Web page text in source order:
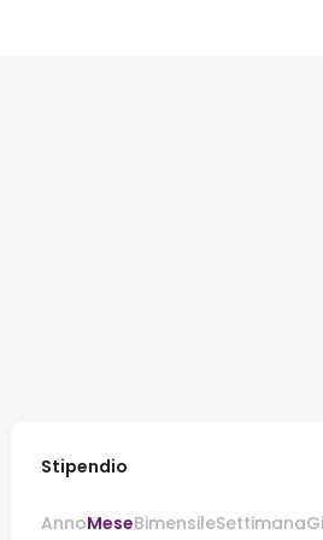
Stipendio
AnnoMeseBimensileSettimana